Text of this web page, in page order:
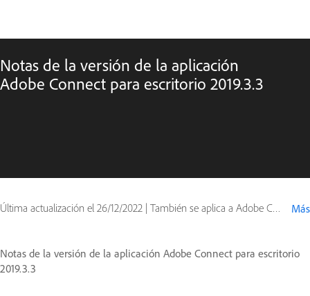
Notas de la versión de la aplicación
Adobe Connect para escritorio 2019.3.3
Última actualización el 26/12/2022 | También se aplica a Adobe Connect 10 Más
Notas de la versión de la aplicación Adobe Connect para escritorio
2019.3.3